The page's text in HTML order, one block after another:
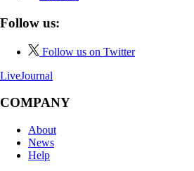
Follow us:
Follow us on Twitter
LiveJournal
COMPANY
About
News
Help